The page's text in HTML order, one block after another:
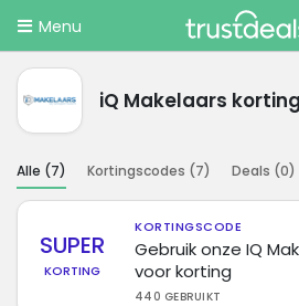
Menu
iQ Makelaars
Alle (7) Kortingscodes (7) Deals (0)
SUPER
KORTING
KORTINGSCODE
Gebruik onze IQ
voor korting
440 GEBRUIKT